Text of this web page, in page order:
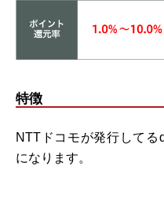
特徴
NTTドコモが発行して
になります。